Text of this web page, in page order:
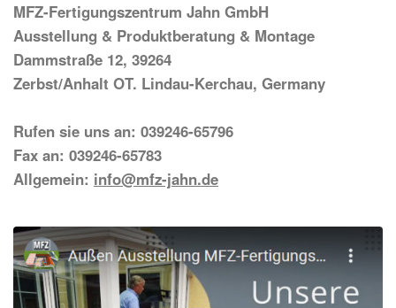
MFZ-Fertigungszentrum Jahn GmbH
Ausstellung & Produktberatung & Montage
Dammstraße 12, 39264
Zerbst/Anhalt OT. Lindau-Kerchau, Germany
Rufen sie uns an: 039246-65796
Fax an: 039246-65783
Allgemein: info@mfz-jahn.de